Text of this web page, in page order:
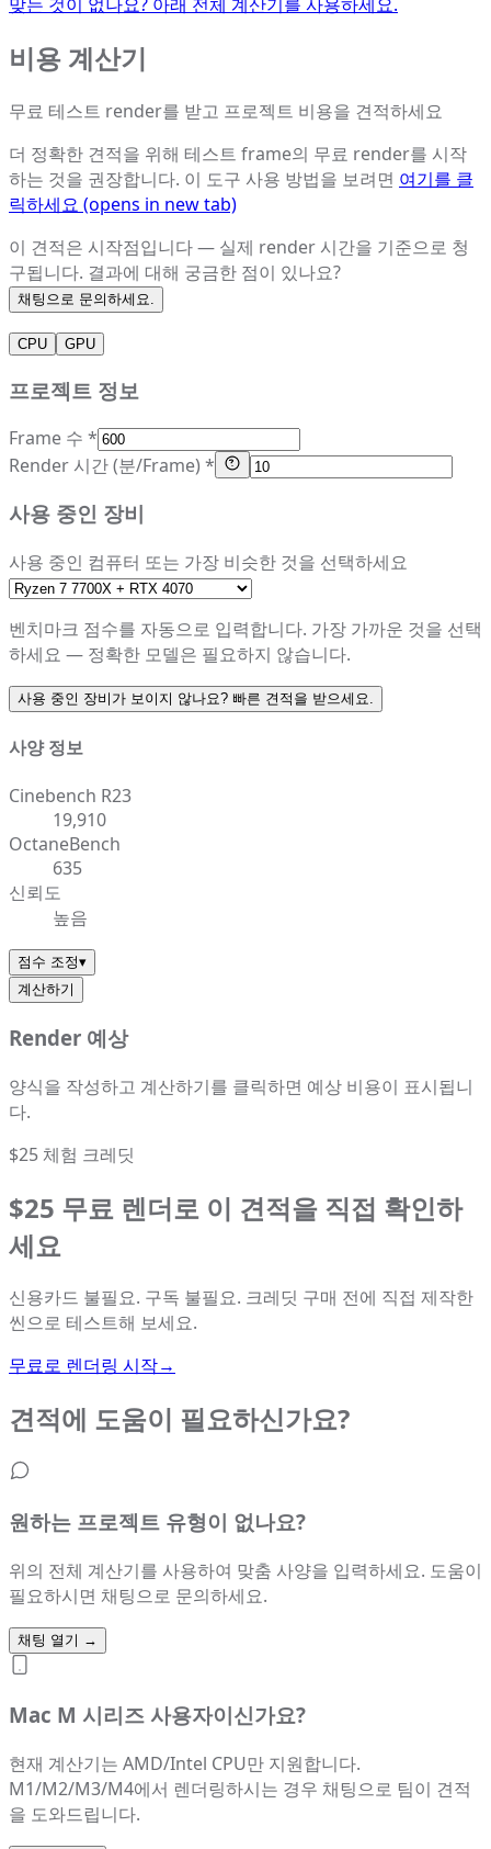
비용 계산기
무료 테스트 render를 받고 프로젝트 비용을 견적하세요
더 정확한 견적을 위해 테스트 frame의 무료 render를 시작
하는 것을 권장합니다. 이 도구 사용 방법을 보려면 여기를 클
릭하세요 (opens in new tab)
이 견적은 시작점입니다 — 실제 render 시간을 기준으로 청
구됩니다. 결과에 대해 궁금한 점이 있나요?
채팅으로 문의하세요.
CPU GPU
프로젝트 정보
Frame 수 *
Render 시간 (분/Frame) *
사용 중인 장비
사용 중인 컴퓨터 또는 가장 비슷한 것을 선택하세요
벤치마크 점수를 자동으로 입력합니다. 가장 가까운 것을 선택
하세요 — 정확한 모델은 필요하지 않습니다.
사용 중인 장비가 보이지 않나요? 빠른 견적을 받으세요.
사양 정보
Cinebench R23
19,910
OctaneBench
635
신뢰도
높음
점수 조정▾
계산하기
Render 예상
양식을 작성하고 계산하기를 클릭하면 예상 비용이 표시됩니
다.
$25 체험 크레딧
$25 무료 렌더로 이 견적을 직접 확인하
세요
신용카드 불필요. 구독 불필요. 크레딧 구매 전에 직접 제작한
씬으로 테스트해 보세요.
무료로 렌더링 시작→
견적에 도움이 필요하신가요?
원하는 프로젝트 유형이 없나요?
위의 전체 계산기를 사용하여 맞춤 사양을 입력하세요. 도움이
필요하시면 채팅으로 문의하세요.
채팅 열기 →
Mac M 시리즈 사용자이신가요?
현재 계산기는 AMD/Intel CPU만 지원합니다.
M1/M2/M3/M4에서 렌더링하시는 경우 채팅으로 팀이 견적
을 도와드립니다.